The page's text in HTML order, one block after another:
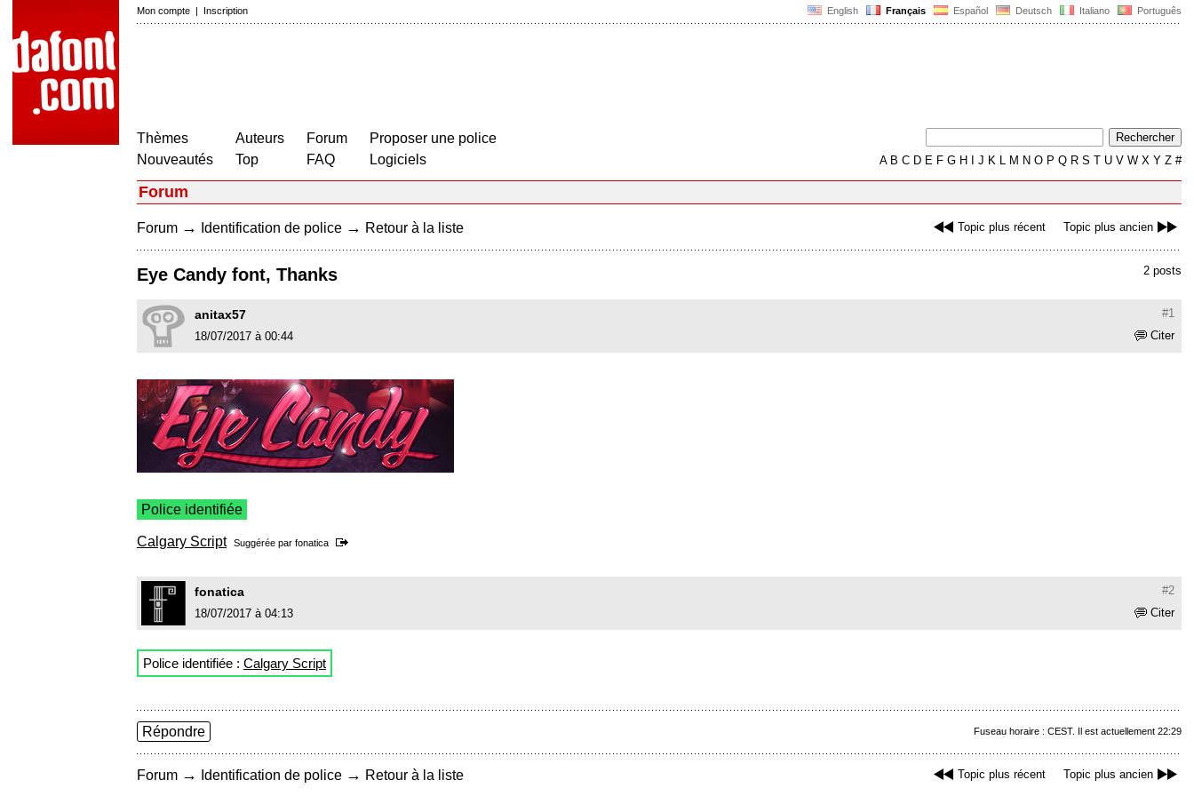
English Français Español Deutsch Italiano Português
Mon compte | Inscription
Thèmes
Nouveautés
Auteurs
Top
Forum
FAQ
Proposer une police
Logiciels
AB C D E F G H J K L M N O P Q R S T U V W X Y Z #
Forum
Topic plus récent Topic plus ancien
Forum → Identification de police → Retour à la liste
2 posts
Eye Candy font, Thanks
#1
anitax57
Citer
18/07/2017 à 00:44
Police identifiée
Calgary Script Suggérée par fonatica
#2
fonatica
Citer
18/07/2017 à 04:13
Police identifiée : Calgary Script
Fuseau horaire : CEST. Il est actuellement 22:29
Répondre
Topic plus récent Topic plus ancien
Forum → Identification de police → Retour à la liste